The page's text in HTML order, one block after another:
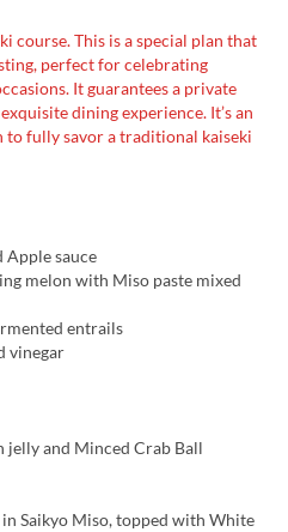
course. This is a special plan that
perfect for celebrating
It guarantees a private
dining experience. It’s an
to fully savor a traditional kaiseki
Apple sauce
melon with Miso paste mixed
entrails
vinegar
jelly and Minced Crab Ball
Saikyo Miso, topped with White